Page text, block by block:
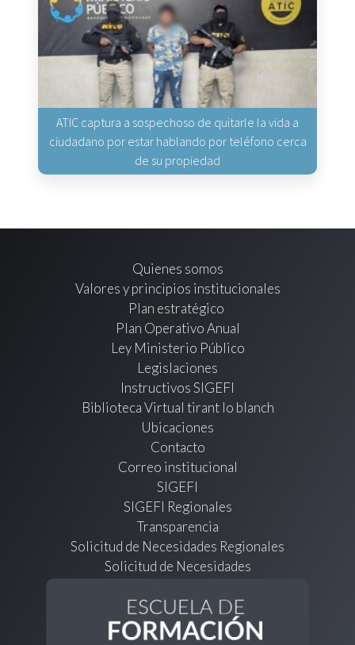
ATIC captura a sospechoso de quitarle la vida a
ciudadano por estar hablando por teléfono cerca
de su propiedad
Quienes somos
Valores y principios institucionales
Plan estratégico
Plan Operativo Anual
Ley Ministerio Público
Legislaciones
Instructivos SIGEFI
Biblioteca Virtual tirant lo blanch
Ubicaciones
Contacto
Correo institucional
SIGEFI
SIGEFI Regionales
Transparencia
Solicitud de Necesidades Regionales
Solicitud de Necesidades